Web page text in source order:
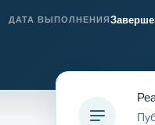
ДАТА ВЫПОЛНЕНИЯ